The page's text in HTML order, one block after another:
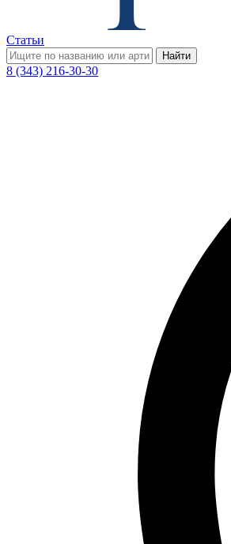
Статьи
Найти
8 (343) 216-30-30